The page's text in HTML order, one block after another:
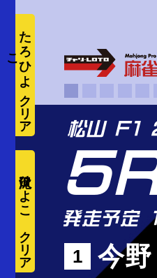
発走予
1 今
滝沢ひよこ
た
ろ
ひ
よ
こ